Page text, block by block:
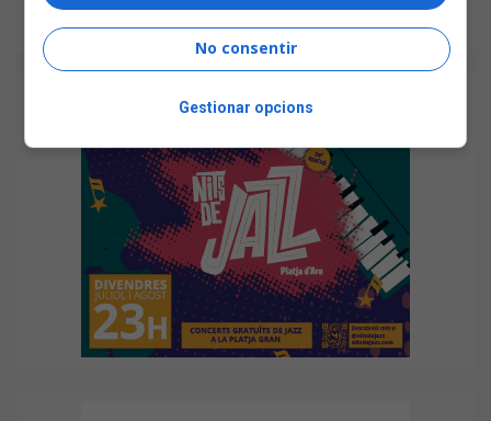
No consentir
Gestionar opcions